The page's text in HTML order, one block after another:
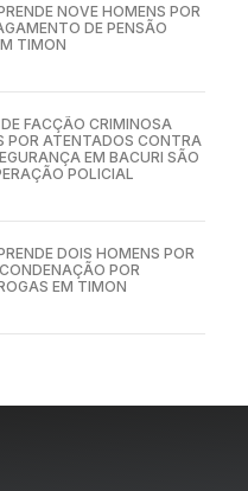
NOVE HOMENS POR
DE PENSÃO
TIMON
FACÇÃO CRIMINOSA
POR ATENTADOS CONTRA
EM BACURI SÃO
POLICIAL
DOIS HOMENS POR
POR
EM TIMON